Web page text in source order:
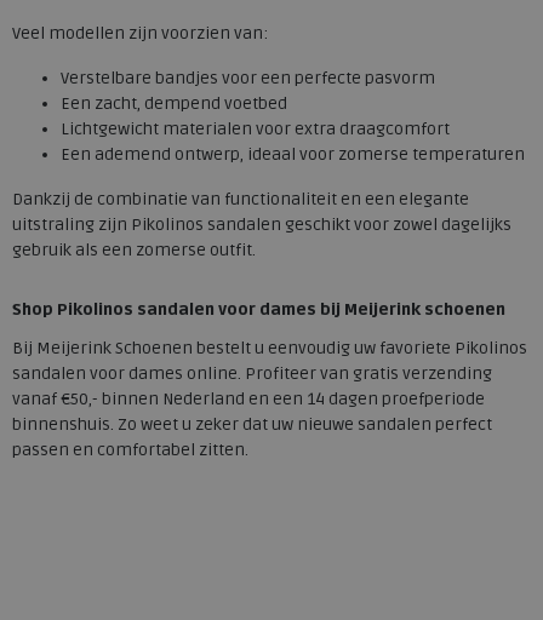
Veel modellen zijn voorzien van:
Verstelbare bandjes voor een perfecte pasvorm
Een zacht, dempend voetbed
Lichtgewicht materialen voor extra draagcomfort
Een ademend ontwerp, ideaal voor zomerse temperaturen
Dankzij de combinatie van functionaliteit en een elegante
uitstraling zijn Pikolinos sandalen geschikt voor zowel dagelijks
gebruik als een zomerse outfit.
Shop Pikolinos sandalen voor dames bij Meijerink schoenen
Bij Meijerink Schoenen bestelt u eenvoudig uw favoriete Pikolinos
sandalen voor dames online. Profiteer van gratis verzending
vanaf €50,- binnen Nederland en een 14 dagen proefperiode
binnenshuis. Zo weet u zeker dat uw nieuwe sandalen perfect
passen en comfortabel zitten.